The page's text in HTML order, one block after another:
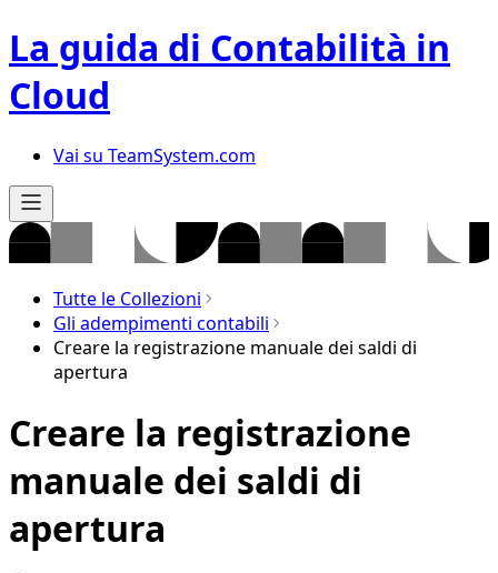
La guida di Contabilità in
Cloud
Vai su TeamSystem.com
Tutte le Collezioni
Gli adempimenti contabili
Creare la registrazione manuale dei saldi di
apertura
Creare la registrazione
manuale dei saldi di
apertura